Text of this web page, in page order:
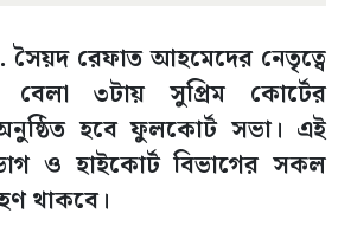
সৈয়দ রেফাত আহমেদের নেতৃত্বে
৩টায় সুপ্রিম কোর্টের
হবে ফুলকোর্ট সভা। এই
ও হাইকোর্ট বিভাগের সকল
থাকবে।